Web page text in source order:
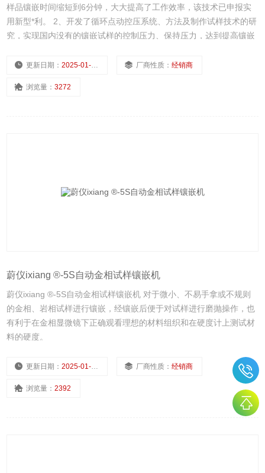
样品镶嵌时间缩短到6分钟，大大提高了工作效率，该技术已申报实
用新型*利。 2、开发了循环点动控压系统、方法及制作试样技术的研
究，实现国内没有的镶嵌试样的控制压力、保持压力，达到提高镶嵌
更新日期：2025-01-10 厂商性质：经销商
浏览量：3272
蔚仪ixiang ®-5S自动金相试样镶嵌机
蔚仪ixiang ®-5S自动金相试样镶嵌机 对于微小、不易手拿或不规则
的金相、岩相试样进行镶嵌，经镶嵌后便于对试样进行磨抛操作，也
有利于在金相显微镜下正确观看理想的材料组织和在硬度计上测试材
料的硬度。
更新日期：2025-01-10 厂商性质：经销商
浏览量：2392